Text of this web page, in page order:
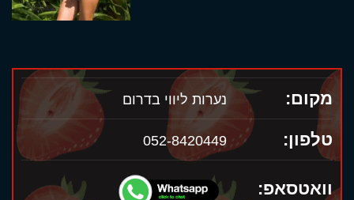
מקום: נערות ליווי בדרום
טלפון: 052-8420449
וואטסאפ: